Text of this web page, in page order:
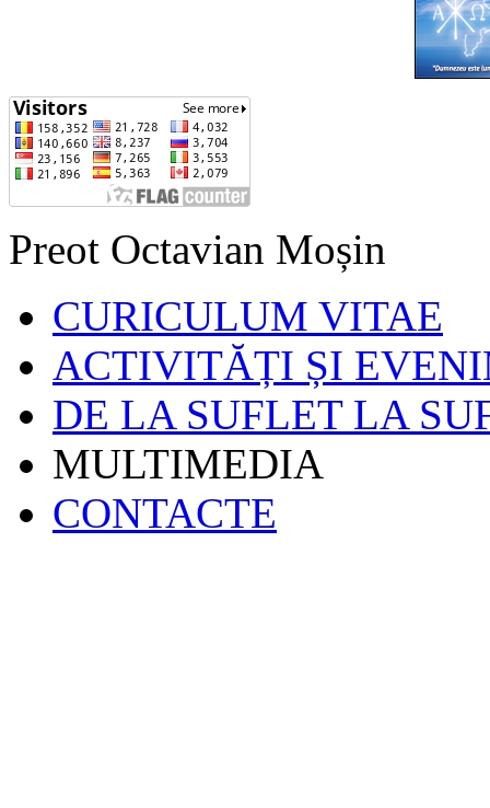
Preot Octavian Moșin
CURICULUM VITAE
ACTIVITĂȚI ȘI
DE LA SUFLET LA
MULTIMEDIA
CONTACTE